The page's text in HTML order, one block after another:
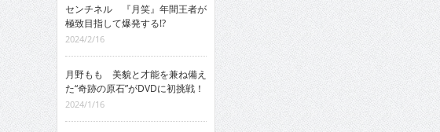
センチネル 『月笑』年間王者が
極致目指して爆発する!?
2024/2/16
月野もも 美貌と才能を兼ね備え
た“奇跡の原石”がDVDに初挑戦！
2024/1/16